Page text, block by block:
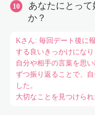
あなたにとっ
か？
Kさん: 毎回デート後に
する良いきっかけになり
自分や相手の言葉を思
ずつ振り返ることで、
した。
大切なことを見つけら